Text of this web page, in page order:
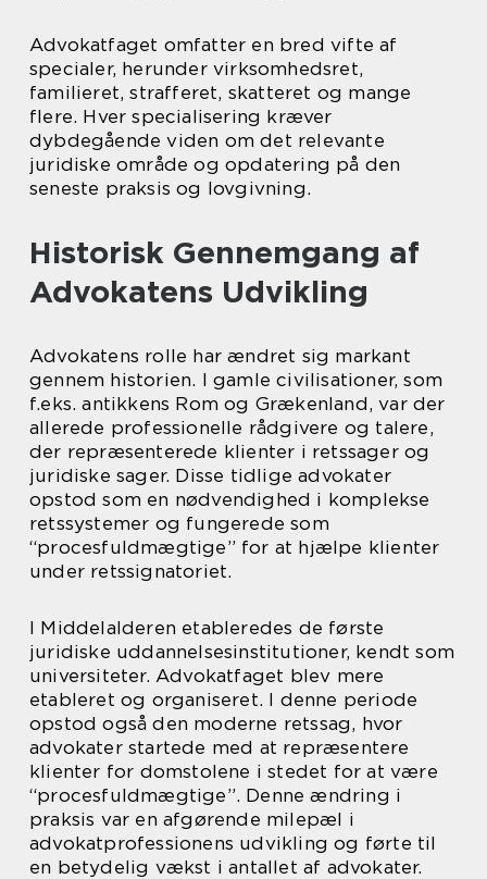
Advokatfaget omfatter en bred vifte af
specialer, herunder virksomhedsret,
familieret, strafferet, skatteret og mange
flere. Hver specialisering kræver
dybdegående viden om det relevante
juridiske område og opdatering på den
seneste praksis og lovgivning.
Historisk Gennemgang af
Advokatens Udvikling
Advokatens rolle har ændret sig markant
gennem historien. I gamle civilisationer, som
f.eks. antikkens Rom og Grækenland, var der
allerede professionelle rådgivere og talere,
der repræsenterede klienter i retssager og
juridiske sager. Disse tidlige advokater
opstod som en nødvendighed i komplekse
retssystemer og fungerede som
“procesfuldmægtige” for at hjælpe klienter
under retssignatoriet.
I Middelalderen etableredes de første
juridiske uddannelsesinstitutioner, kendt som
universiteter. Advokatfaget blev mere
etableret og organiseret. I denne periode
opstod også den moderne retssag, hvor
advokater startede med at repræsentere
klienter for domstolene i stedet for at være
“procesfuldmægtige”. Denne ændring i
praksis var en afgørende milepæl i
advokatprofessionens udvikling og førte til
en betydelig vækst i antallet af advokater.